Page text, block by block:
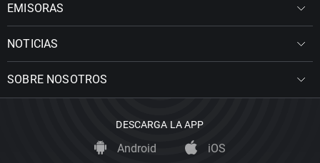
EMISORAS
NOTICIAS
SOBRE NOSOTROS
DESCARGA LA APP
Android iOS